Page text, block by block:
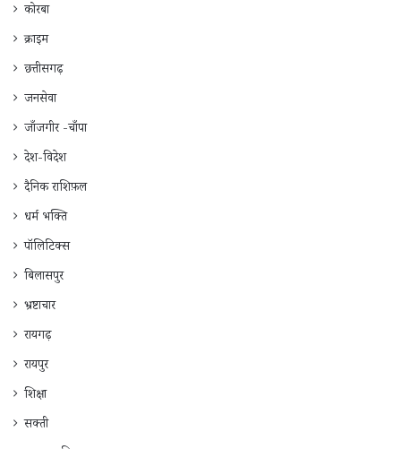
कोरबा
क्राइम
छत्तीसगढ़
जनसेवा
जाँजगीर -चाँपा
देश-विदेश
दैनिक राशिफ़ल
धर्म भक्ति
पॉलिटिक्स
बिलासपुर
भ्रष्टाचार
रायगढ़
रायपुर
शिक्षा
सक्ती